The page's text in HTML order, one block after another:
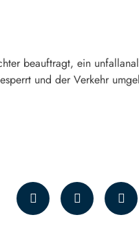
beauftragt, ein
und der Verkehr